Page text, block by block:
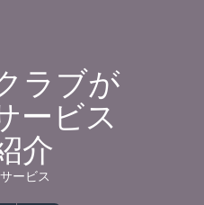
ラブが
ービス
介
ービス